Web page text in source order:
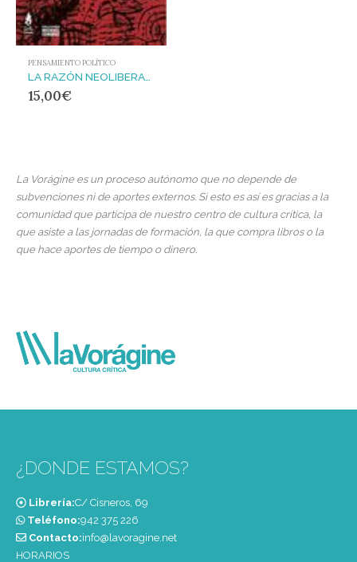
PENSAMIENTO POLÍTICO
15,00€
La Vorágine es un proceso autónomo que no depende de
subvenciones ni de aportes externos. Si esto es así es gracias a la
comunidad que participa de nuestro centro de cultura crítica, la
que asiste a las jornadas de formación, la que compra libros o la
que hace aportes de tiempo o dinero.
¿DONDE ESTAMOS?
Librería:C/ Cisneros, 69
Teléfono:‭942 375 226‬
Contacto:info@lavoragine.net
HORARIOS